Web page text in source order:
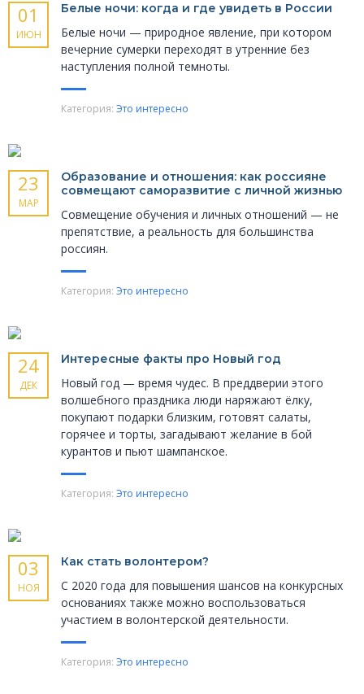
01
ИЮН
Белые ночи: когда и где увидеть в России
Белые ночи — природное явление, при котором
вечерние сумерки переходят в утренние без
наступления полной темноты.
Категория: Это интересно
23
МАР
Образование и отношения: как россияне
совмещают саморазвитие с личной жизнью
Совмещение обучения и личных отношений — не
препятствие, а реальность для большинства
россиян.
Категория: Это интересно
24
ДЕК
Интересные факты про Новый год
Новый год — время чудес. В преддверии этого
волшебного праздника люди наряжают ёлку,
покупают подарки близким, готовят салаты,
горячее и торты, загадывают желание в бой
курантов и пьют шампанское.
Категория: Это интересно
03
НОЯ
Как стать волонтером?
С 2020 года для повышения шансов на конкурсных
основаниях также можно воспользоваться
участием в волонтерской деятельности.
Категория: Это интересно